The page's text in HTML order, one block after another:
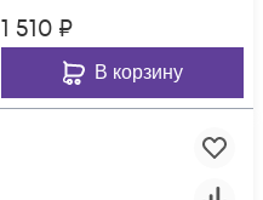
1 510 ₽
В корзину